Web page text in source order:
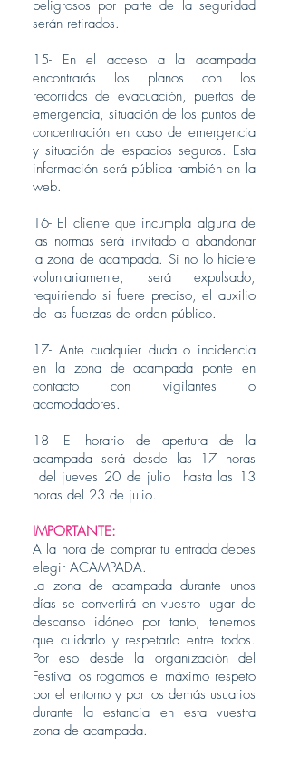
peligrosos por parte de la seguridad
serán retirados.
15- En el acceso a la acampada
encontrarás los planos con los
recorridos de evacuación, puertas de
emergencia, situación de los puntos de
concentración en caso de emergencia
y situación de espacios seguros. Esta
información será pública también en la
web.
16- El cliente que incumpla alguna de
las normas será invitado a abandonar
la zona de acampada. Si no lo hiciere
voluntariamente, será expulsado,
requiriendo si fuere preciso, el auxilio
de las fuerzas de orden público.
17- Ante cualquier duda o incidencia
en la zona de acampada ponte en
contacto con vigilantes o
acomodadores.
18- El horario de apertura de la
acampada será desde las 17 horas
del jueves 20 de julio hasta las 13
horas del 23 de julio.
IMPORTANTE:
A la hora de comprar tu entrada debes
elegir ACAMPADA.
La zona de acampada durante unos
días se convertirá en vuestro lugar de
descanso idóneo por tanto, tenemos
que cuidarlo y respetarlo entre todos.
Por eso desde la organización del
Festival os rogamos el máximo respeto
por el entorno y por los demás usuarios
durante la estancia en esta vuestra
zona de acampada.